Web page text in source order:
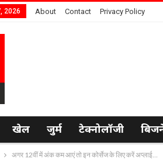
2026 About Contact Privacy Policy
खेल जुर्म टेक्नोलॉजी
अगर 12वीं में अंक कम आएं तो इन कोर्सेज के लिए करें अप्लाई…